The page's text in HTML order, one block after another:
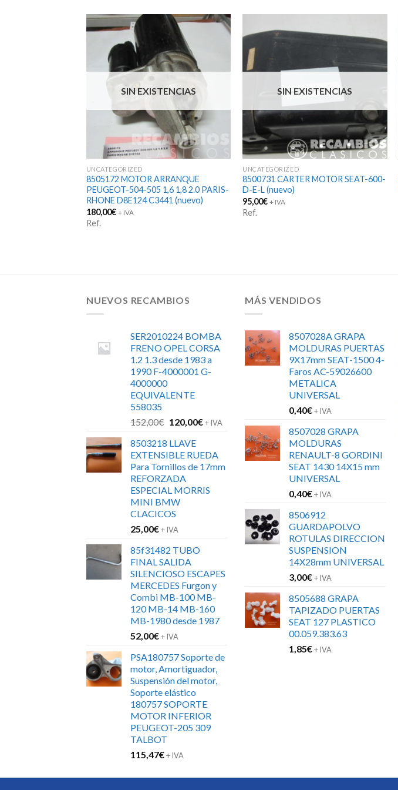
SIN EXISTENCIAS
UNCATEGORIZED
8505172 MOTOR ARRANQUE
PEUGEOT-504-505 1,6 1,8 2.0 PARIS-
RHONE D8E124 C3441 (nuevo)
180,00€ + IVA
Ref.
SIN EXISTENCIAS
UNCATEGORIZED
8500731 CARTER MOTOR SEAT-600-
D-E-L (nuevo)
95,00€ + IVA
Ref.
NUEVOS RECAMBIOS
SER2010224 BOMBA
FRENO OPEL CORSA
1.2 1.3 desde 1983 a
1990 F-4000001 G-
4000000
EQUIVALENTE
558035
152,00€ El
original
era:
152,00€.
120,00€El
es:
120,00€.
+ IVA
8503218 LLAVE
EXTENSIBLE RUEDA
Para Tornillos de 17mm
REFORZADA
ESPECIAL MORRIS
MINI BMW
CLACICOS
25,00€+ IVA
85f31482 TUBO
FINAL SALIDA
SILENCIOSO ESCAPES
MERCEDES Furgon y
Combi MB-100 MB-
120 MB-14 MB-160
MB-1980 desde 1987
52,00€+ IVA
PSA180757 Soporte de
motor, Amortiguador,
Suspensión del motor,
Soporte elástico
180757 SOPORTE
MOTOR INFERIOR
PEUGEOT-205 309
TALBOT
115,47€+ IVA
MÁS VENDIDOS
8507028A GRAPA
MOLDURAS PUERTAS
9X17mm SEAT-1500 4-
Faros AC-59026600
METALICA
UNIVERSAL
0,40€+ IVA
8507028 GRAPA
MOLDURAS
RENAULT-8 GORDINI
SEAT 1430 14X15 mm
UNIVERSAL
0,40€+ IVA
8506912
GUARDAPOLVO
ROTULAS DIRECCION
SUSPENSION
14X28mm UNIVERSAL
3,00€+ IVA
8505688 GRAPA
TAPIZADO PUERTAS
SEAT 127 PLASTICO
00.059.383.63
1,85€+ IVA